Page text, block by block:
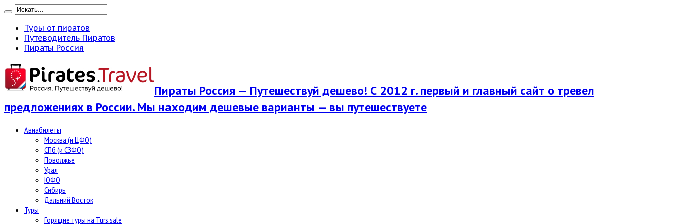
Туры от пиратов
Путеводитель Пиратов
Пираты Россия
Пираты Россия — Путешествуй дешево! С 2012 г. первый и главный сайт о тревел
предложениях в России. Мы находим дешевые варианты — вы путешествуете
Авиабилеты
Москва (и ЦФО)
СПб (и СЗФО)
Поволжье
Урал
ЮФО
Сибирь
Дальний Восток
Туры
Горящие туры на Turs.sale